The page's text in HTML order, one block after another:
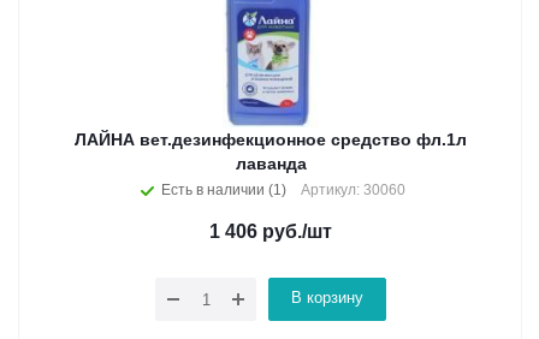
ЛАЙНА вет.дезинфекционное средство фл.1л
лаванда
Есть в наличии (1) Артикул: 30060
1 406 руб./шт
В корзину